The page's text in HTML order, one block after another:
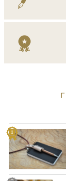
「